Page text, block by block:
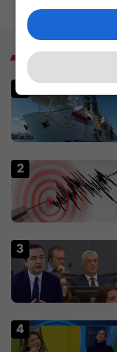
Top 5